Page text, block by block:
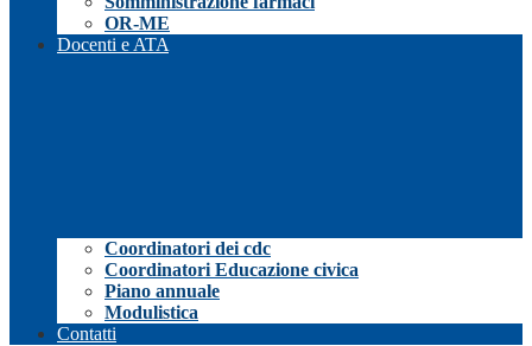
OR-ME
Docenti e ATA
Coordinatori dei cdc
Coordinatori Educazione civica
Piano annuale
Modulistica
Contatti